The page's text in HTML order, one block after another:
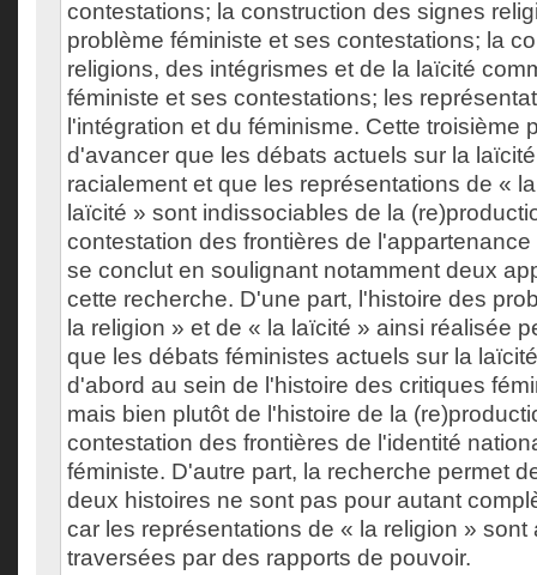
contestations; la construction des signes
problème féministe et ses contestations; la
religions, des intégrismes et de la laïcité
féministe et ses contestations; les
l'intégration et du féminisme. Cette troisième
d'avancer que les débats actuels sur la
racialement et que les représentations de «
laïcité » sont indissociables de la
contestation des frontières de
se conclut en soulignant notamment deux
cette recherche. D'une part, l'histoire des
la religion » et de « la laïcité » ainsi réalisée
que les débats féministes actuels sur la
d'abord au sein de l'histoire des critiques
mais bien plutôt de l'histoire de la
contestation des frontières de l'identité
féministe. D'autre part, la recherche permet
deux histoires ne sont pas pour autant
car les représentations de « la religion » sont
traversées par des rapports de pouvoir.